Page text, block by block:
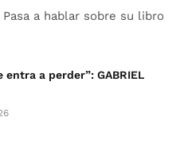
a hablar sobre su libro
entra a perder”: GABRIEL